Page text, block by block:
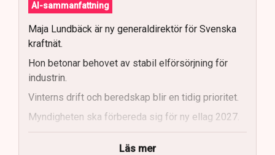
AI-sammanfattning
Maja Lundbäck är ny generaldirektör för Svenska
kraftnät.
Hon betonar behovet av stabil elförsörjning för
industrin.
Vinterns drift och beredskap blir en tidig prioritet.
Myndigheten ska förbereda sig för ny ellag 2027.
Maja Lundbäck vill se en mer proaktiv
Läs mer